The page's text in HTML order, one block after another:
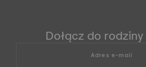
Dołącz do
Adres e-mail